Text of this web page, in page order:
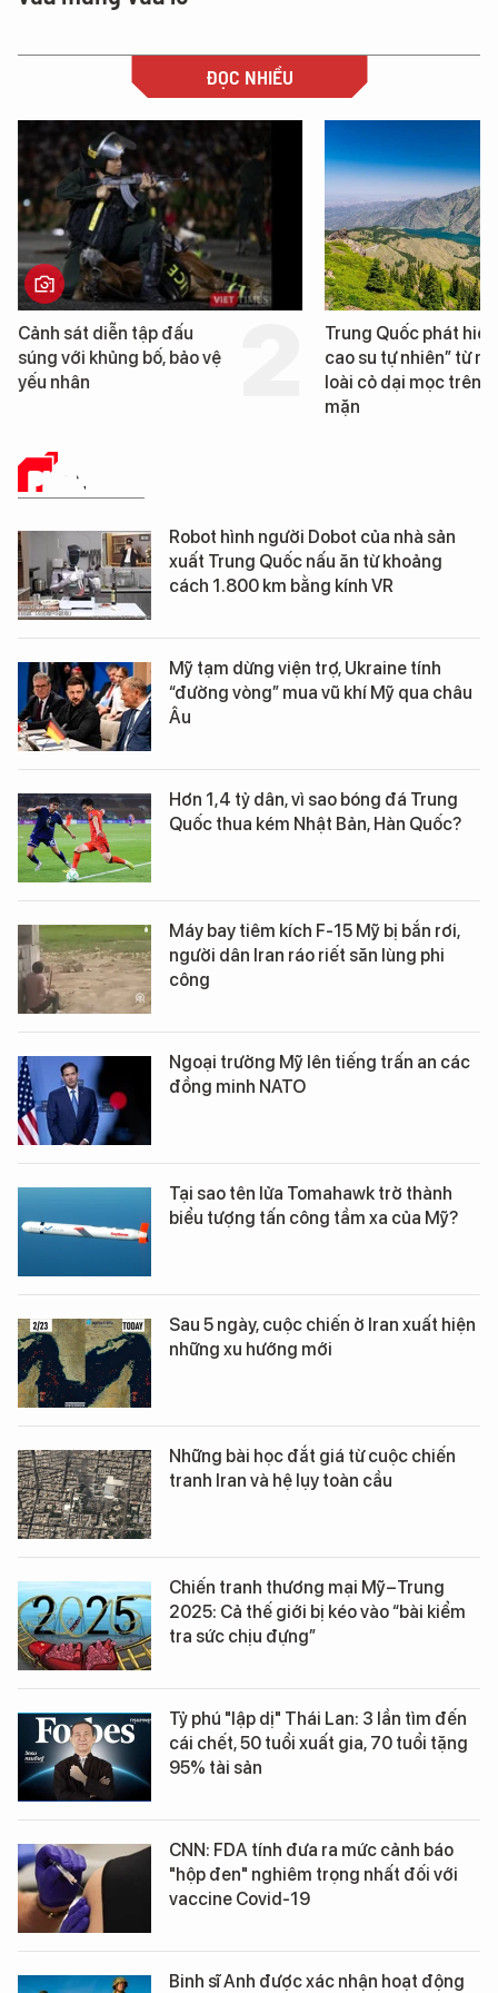
ĐỌC NHIỀU
Trung Quốc phát hiện “mỏ
cao su tự nhiên” từ một
loài cỏ dại mọc trên đất
Loạt dự án bất động
Đà Nẵng sắp bị kiểm
PHÂN TÍCH
Robot hình người Dobot của nhà sản
xuất Trung Quốc nấu ăn từ khoảng
cách 1.800 km bằng kính VR
Mỹ tạm dừng viện trợ, Ukraine tính
“đường vòng” mua vũ khí Mỹ qua châu
Âu
Hơn 1,4 tỷ dân, vì sao bóng đá Trung
Quốc thua kém Nhật Bản, Hàn Quốc?
Máy bay tiêm kích F-15 Mỹ bị bắn rơi,
người dân Iran ráo riết săn lùng phi
công
Ngoại trưởng Mỹ lên tiếng trấn an các
đồng minh NATO
Tại sao tên lửa Tomahawk trở thành
biểu tượng tấn công tầm xa của Mỹ?
Sau 5 ngày, cuộc chiến ở Iran xuất hiện
những xu hướng mới
Những bài học đắt giá từ cuộc chiến
tranh Iran và hệ lụy toàn cầu
Chiến tranh thương mại Mỹ–Trung
2025: Cả thế giới bị kéo vào “bài kiểm
tra sức chịu đựng”
Tỷ phú "lập dị" Thái Lan: 3 lần tìm đến
cái chết, 50 tuổi xuất gia, 70 tuổi tặng
95% tài sản
CNN: FDA tính đưa ra mức cảnh báo
"hộp đen" nghiêm trọng nhất đối với
vaccine Covid-19
Binh sĩ Anh được xác nhận hoạt động